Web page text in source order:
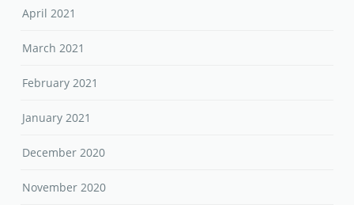
April 2021
March 2021
February 2021
January 2021
December 2020
November 2020